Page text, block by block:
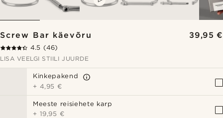
Screw Bar käevõru 39,95 €
4.5 (46)
LISA VEELGI STIILI JUURDE
Kinkepakend
+ 4,95 €
Meeste reisiehete karp
+ 19,95 €